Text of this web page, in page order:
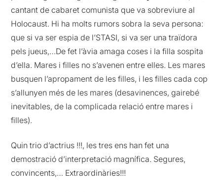
cantant de cabaret comunista que va sobreviure al
Holocaust. Hi ha molts rumors sobra la seva persona:
que si va ser espia de l’STASI, si va ser una traïdora
pels jueus,…De fet l’àvia amaga coses i la filla sospita
d’ella. Mares i filles no s’avenen entre elles. Les mares
busquen l’apropament de les filles, i les filles cada cop
s’allunyen més de les mares (desavinences, gairebé
inevitables, de la complicada relació entre mares i
filles).
Quin trio d’actrius !!!, les tres ens han fet una
demostració d’interpretació magnífica. Segures,
convincents,… Extraordinàries!!!